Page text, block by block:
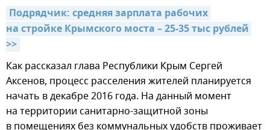
Подрядчик: средняя зарплата рабочих
на стройке Крымского моста – 25-35 тыс рублей
>>
Как рассказал глава Республики Крым Сергей
Аксенов, процесс расселения жителей планируется
начать в декабре 2016 года. На данный момент
на территории санитарно-защитной зоны
в помещениях без коммунальных удобств проживает